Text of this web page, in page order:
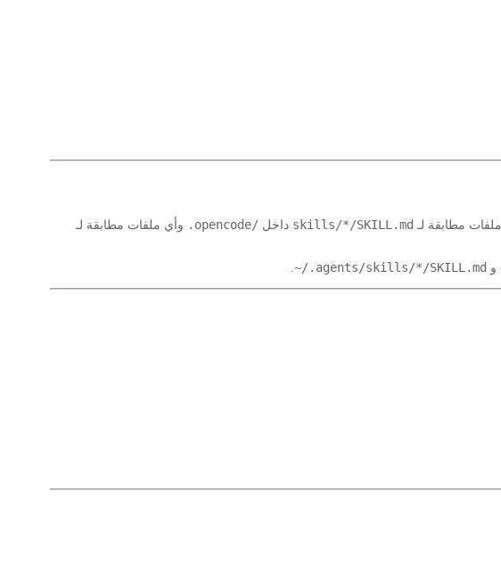
مطابقة لـ skills/*/SKILL.md داخل .opencode/ وأي ملفات مطابقة لـ
و ~/.agents/skills/*/SKILL.md